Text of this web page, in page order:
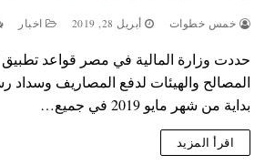
خمس خطوات أبريل 28, 2019 اخبار
حددت وزارة المالية في مصر قواعد تطبيق
المصالح والهيئات لدفع المصاريف وسداد
بداية من شهر مايو 2019 في جميع…
اقرأ المزيد